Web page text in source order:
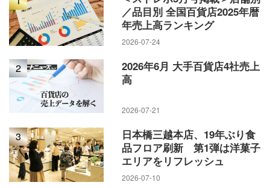
／品目別 全国百貨店2025年暦
年売上高ランキング
2026-07-24
2
2026年6月 大手百貨店4社売上
高
2026-07-21
3
日本橋三越本店、19年ぶり食
品フロア刷新 第1弾は洋菓子
エリアをリフレッシュ
2026-07-10